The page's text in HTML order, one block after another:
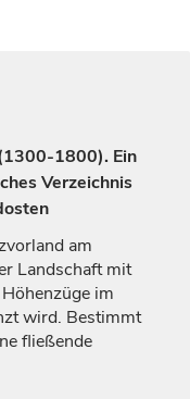
1800). Ein
Verzeichnis
am
Landschaft mit
im
wird. Bestimmt
fließende